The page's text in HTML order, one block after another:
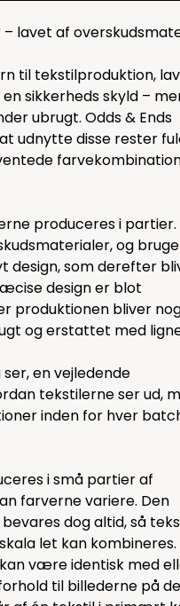
lavet af
til tekstilproduktion,
sikkerheds skyld –
ubrugt. Odds & Ends
udnytte disse rester
produceres i partier.
og
design, som derefter
design er blot
produktionen bliver
og erstattet med
en vejledende
tekstilerne ser ud,
inden for hver
i små partier af
farverne variere. Den
dog altid, så
let kan kombineres.
være identisk med
til billederne på